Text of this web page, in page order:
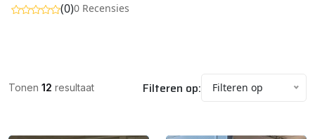
(0)0 Recensies
Tonen 12 resultaat Filteren op: Filteren op